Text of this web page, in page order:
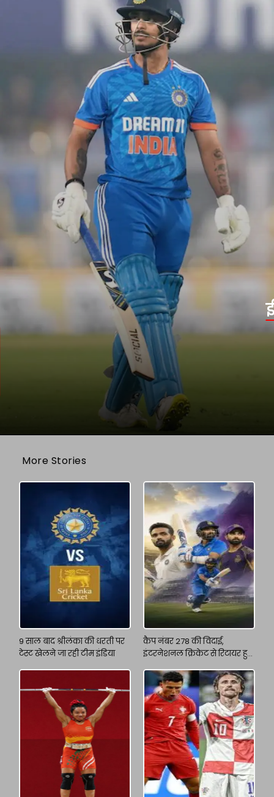
More Stories
9 साल बाद श्रीलंका की धरती पर
टेस्ट खेलने जा रही टीम इंडिया
कैप नंबर 278 की विदाई,
इंटरनेशनल क्रिकेट से रिटायर हुए